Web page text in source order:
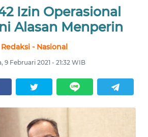
Izin Operasional
Alasan Menperin
Redaksi - Nasional
9 Februari 2021 - 21:32 WIB